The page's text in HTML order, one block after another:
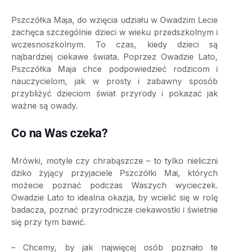
Pszczółka Maja, do wzięcia udziału w Owadzim Lecie
zachęca szczególnie dzieci w wieku przedszkolnym i
wczesnoszkolnym. To czas, kiedy dzieci są
najbardziej ciekawe świata. Poprzez Owadzie Lato,
Pszczółka Maja chce podpowiedzieć rodzicom i
nauczycielom, jak w prosty i zabawny sposób
przybliżyć dzieciom świat przyrody i pokazać jak
ważne są owady.
Co na Was czeka?
Mrówki, motyle czy chrabąszcze – to tylko nieliczni
dziko żyjący przyjaciele Pszczółki Mai, których
możecie poznać podczas Waszych wycieczek.
Owadzie Lato to idealna okazja, by wcielić się w rolę
badacza, poznać przyrodnicze ciekawostki i świetnie
się przy tym bawić.
– Chcemy, by jak najwięcej osób poznało te